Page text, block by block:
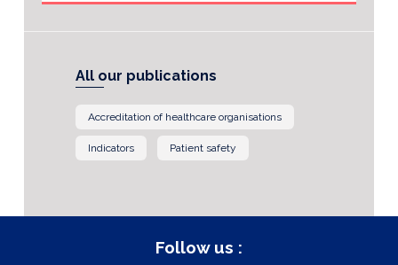
All our publications
Accreditation of healthcare organisations
Indicators Patient safety
Follow us :